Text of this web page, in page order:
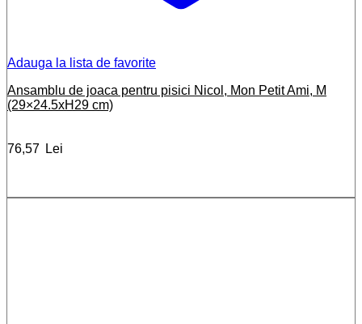
Adauga la lista de favorite
Ansamblu de joaca pentru pisici Nicol, Mon Petit Ami, M
(29×24.5xH29 cm)
76,57 Lei